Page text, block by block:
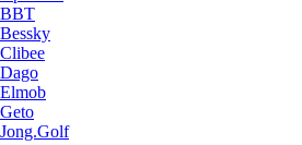
BBT
Bessky
Clibee
Dago
Elmob
Geto
Jong.Golf